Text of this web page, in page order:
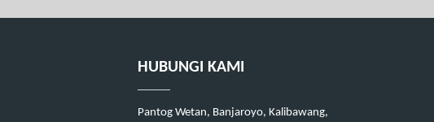
HUBUNGI KAMI
Pantog Wetan, Banjaroyo, Kalibawang,